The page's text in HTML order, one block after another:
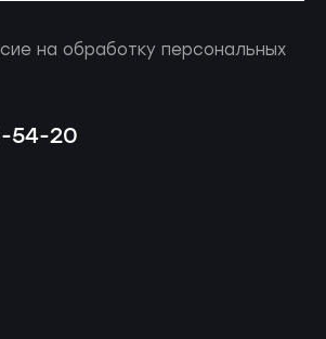
на обработку персональных
54-20